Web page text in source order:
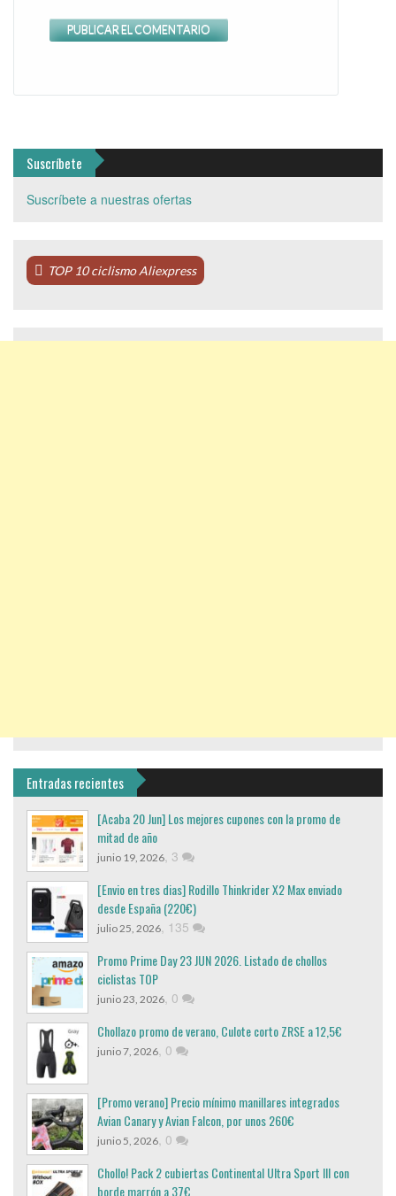
Suscríbete
Suscríbete a nuestras ofertas
TOP 10 ciclismo Aliexpress
Entradas recientes
[Acaba 20 Jun] Los mejores cupones con la promo de
mitad de año
junio 19, 2026, 3
[Envio en tres dias] Rodillo Thinkrider X2 Max enviado
desde España (220€)
julio 25, 2026, 135
Promo Prime Day 23 JUN 2026. Listado de chollos
ciclistas TOP
junio 23, 2026, 0
Chollazo promo de verano, Culote corto ZRSE a 12,5€
junio 7, 2026, 0
[Promo verano] Precio mínimo manillares integrados
Avian Canary y Avian Falcon, por unos 260€
junio 5, 2026, 0
Chollo! Pack 2 cubiertas Continental Ultra Sport III con
borde marrón a 37€